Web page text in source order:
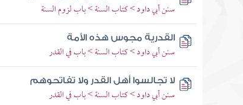
سنن أبي داود > كتاب السنة > باب لزوم السنة
القدرية مجوس هذه الأمة
سنن أبي داود > كتاب السنة > باب في القدر
لا تجالسوا أهل القدر ولا تفاتحوهم
سنن أبي داود > كتاب السنة > باب في القدر